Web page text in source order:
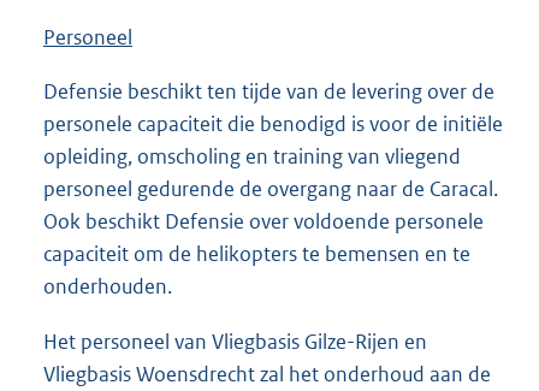
Personeel
Defensie beschikt ten tijde van de levering over de
personele capaciteit die benodigd is voor de initiële
opleiding, omscholing en training van vliegend
personeel gedurende de overgang naar de Caracal.
Ook beschikt Defensie over voldoende personele
capaciteit om de helikopters te bemensen en te
onderhouden.
Het personeel van Vliegbasis Gilze-Rijen en
Vliegbasis Woensdrecht zal het onderhoud aan de